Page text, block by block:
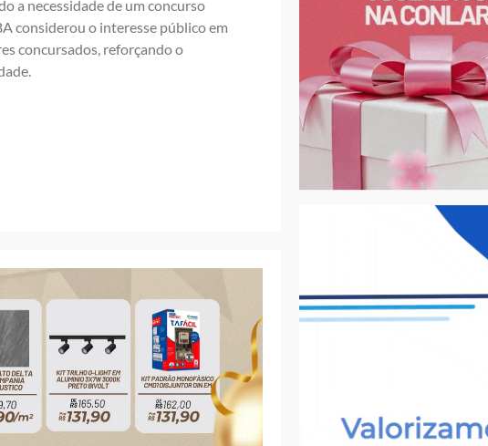
a necessidade de um concurso
considerou o interesse público em
concursados, reforçando o